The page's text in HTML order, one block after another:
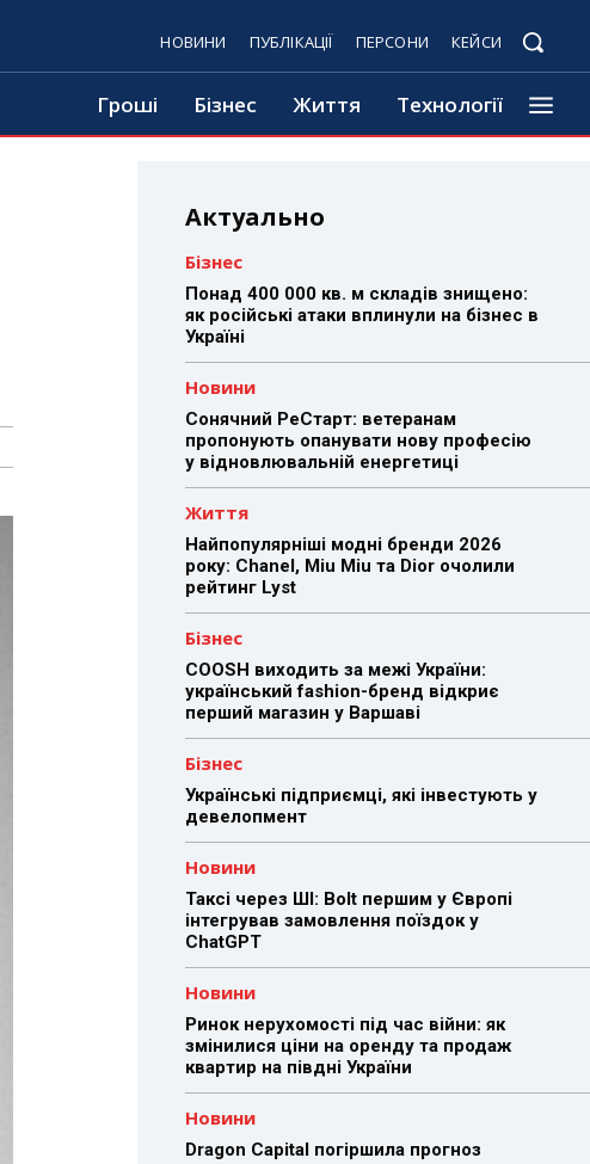
НОВИНИ ПУБЛІКАЦІЇ ПЕРСОНИ КЕЙСИ
Гроші Бізнес Життя Технології
Актуально
Бізнес
Понад 400 000 кв. м складів знищено:
як російські атаки вплинули на бізнес в
Україні
Новини
Сонячний РеСтарт: ветеранам
пропонують опанувати нову професію
у відновлювальній енергетиці
Життя
Найпопулярніші модні бренди 2026
року: Chanel, Miu Miu та Dior очолили
рейтинг Lyst
Бізнес
COOSH виходить за межі України:
український fashion-бренд відкриє
перший магазин у Варшаві
Бізнес
Українські підприємці, які інвестують у
девелопмент
Новини
Таксі через ШІ: Bolt першим у Європі
інтегрував замовлення поїздок у
ChatGPT
Новини
Ринок нерухомості під час війни: як
змінилися ціни на оренду та продаж
квартир на півдні України
Новини
Dragon Capital погіршила прогноз